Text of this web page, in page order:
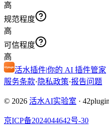
高
规范程度
高
可信程度
高
活水插件|你的 AI 插件管家
服务条款· 隐私政策·报告问题
© 2026 活水AI实验室 ·
京ICP备2024044642号-30